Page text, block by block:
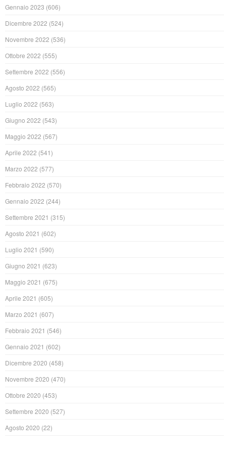
Gennaio 2023 (606)
Dicembre 2022 (524)
Novembre 2022 (536)
Ottobre 2022 (555)
Settembre 2022 (556)
Agosto 2022 (565)
Luglio 2022 (563)
Giugno 2022 (543)
Maggio 2022 (567)
Aprile 2022 (541)
Marzo 2022 (577)
Febbraio 2022 (570)
Gennaio 2022 (244)
Settembre 2021 (315)
Agosto 2021 (602)
Luglio 2021 (590)
Giugno 2021 (623)
Maggio 2021 (675)
Aprile 2021 (605)
Marzo 2021 (607)
Febbraio 2021 (546)
Gennaio 2021 (602)
Dicembre 2020 (458)
Novembre 2020 (470)
Ottobre 2020 (453)
Settembre 2020 (527)
Agosto 2020 (22)